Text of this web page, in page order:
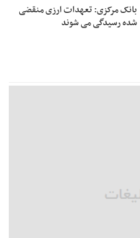
بانک مرکزی: تعهدات ارزی منقضی
شده رسیدگی می شوند